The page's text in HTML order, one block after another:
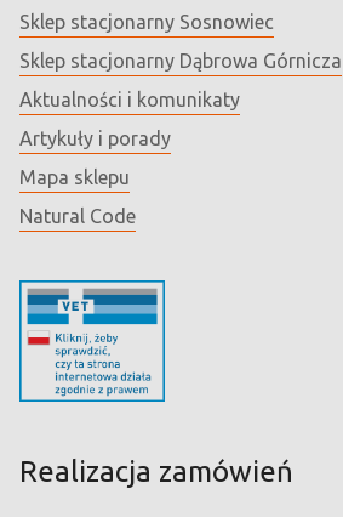
Sklep stacjonarny Sosnowiec
Sklep stacjonarny Dąbrowa Górnicza
Aktualności i komunikaty
Artykuły i porady
Mapa sklepu
Natural Code
Realizacja zamówień